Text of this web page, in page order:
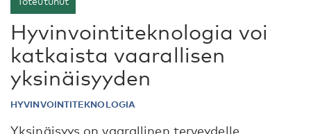
Hyvinvointiteknologia voi
katkaista vaarallisen
yksinäisyyden
HYVINVOINTITEKNOLOGIA
Yksinäisyys on vaarallinen terveydelle.